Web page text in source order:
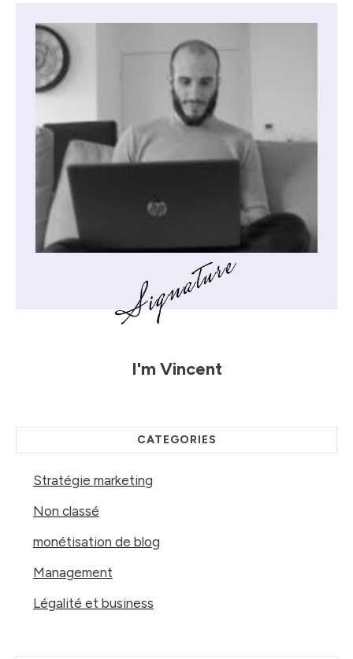
I'm Vincent
CATEGORIES
Stratégie marketing
Non classé
monétisation de blog
Management
Légalité et business